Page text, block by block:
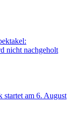
nicht nachgeholt
startet am 6. August